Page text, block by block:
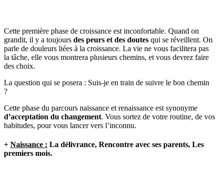
Cette première phase de croissance est inconfortable. Quand on
grandit, il y a toujours des peurs et des doutes qui se réveillent. On
parle de douleurs liées à la croissance. La vie ne vous facilitera pas
la tâche, elle vous montrera plusieurs chemins, et vous devrez faire
des choix.
La question qui se posera : Suis-je en train de suivre le bon chemin
?
Cette phase du parcours naissance et renaissance est synonyme
d’acceptation du changement. Vous sortez de votre routine, de vos
habitudes, pour vous lancer vers l’inconnu.
+ Naissance : La délivrance, Rencontre avec ses parents, Les
premiers mois.